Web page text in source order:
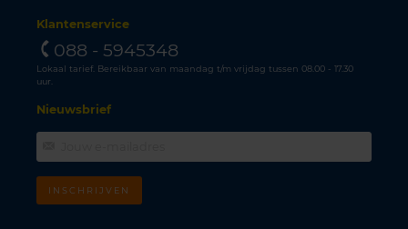
Klantenservice
088 - 5945348
Lokaal tarief. Bereikbaar van maandag t/m vrijdag tussen 08.00 - 17.30
uur.
Nieuwsbrief
INSCHRIJVEN